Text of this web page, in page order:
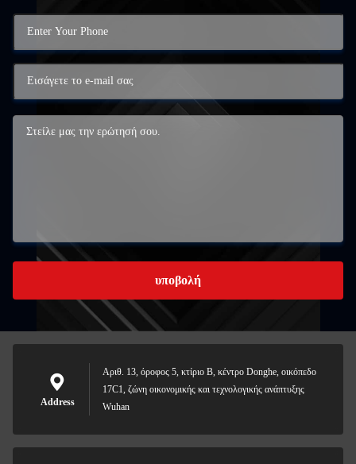
υποβολή
Address
Αριθ. 13, όροφος 5, κτίριο Β, κέντρο Donghe, οικόπεδο
17C1, ζώνη οικονομικής και τεχνολογικής ανάπτυξης
Wuhan